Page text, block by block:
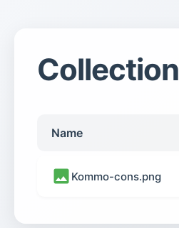
Collection
Name
Kommo-cons.png